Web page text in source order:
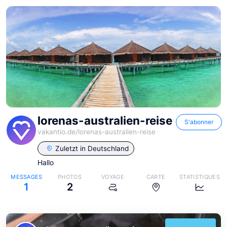
lorenas-australien-reise
vakantio.de/lorenas-australien-reise
S'abonner
Zuletzt in Deutschland
Hallo
MESSAGES
1
PHOTOS
2
VOYAGE CARTE STATISTIQUES